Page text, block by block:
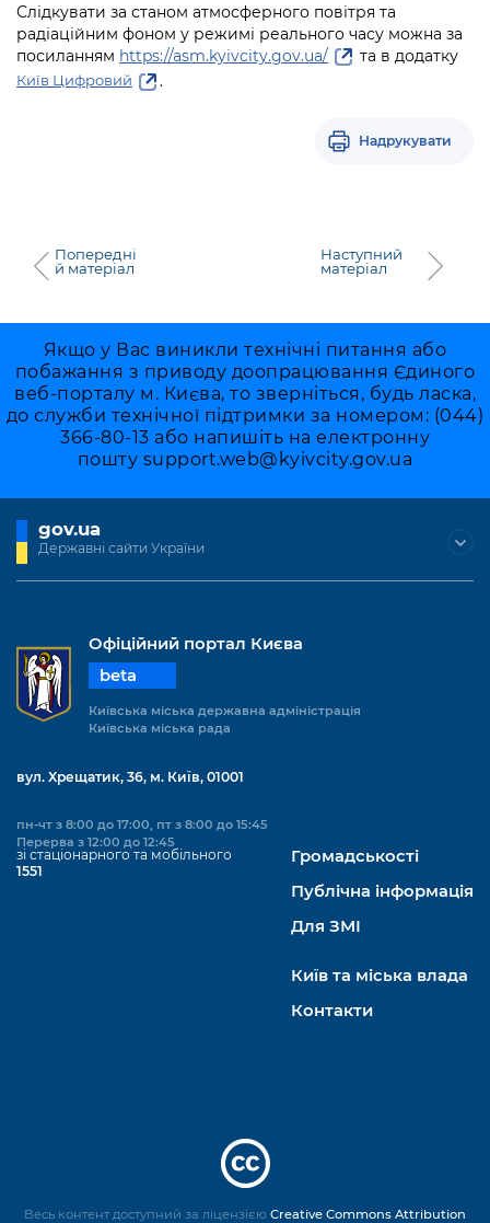
Слідкувати за станом атмосферного повітря та
радіаційним фоном у режимі реального часу можна за
посиланням https://asm.kyivcity.gov.ua/ та в додатку
Київ Цифровий .
Надрукувати
Попередні
й матеріал
Наступний
матеріал
Якщо у Вас виникли технічні питання або
побажання з приводу доопрацювання Єдиного
веб-порталу м. Києва, то зверніться, будь ласка,
до служби технічної підтримки за номером: (044)
366-80-13 або напишіть на електронну
пошту support.web@kyivcity.gov.ua
gov.ua
Державні сайти України
Офіційний портал Києва
beta
Київська міська державна адміністрація
Київська міська рада
вул. Хрещатик, 36, м. Київ, 01001
пн-чт з 8:00 до 17:00, пт з 8:00 до 15:45
Перерва з 12:00 до 12:45
зі стаціонарного та мобільного
1551
Громадськості
Публічна інформація
Для ЗМІ
Київ та міська влада
Контакти
Весь контент доступний за ліцензією Creative Commons Attribution